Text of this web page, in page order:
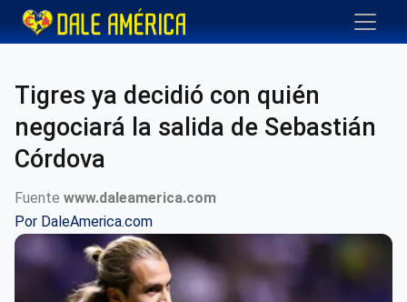
Tigres ya decidió con quién
negociará la salida de Sebastián
Córdova
Fuente www.daleamerica.com
Por DaleAmerica.com